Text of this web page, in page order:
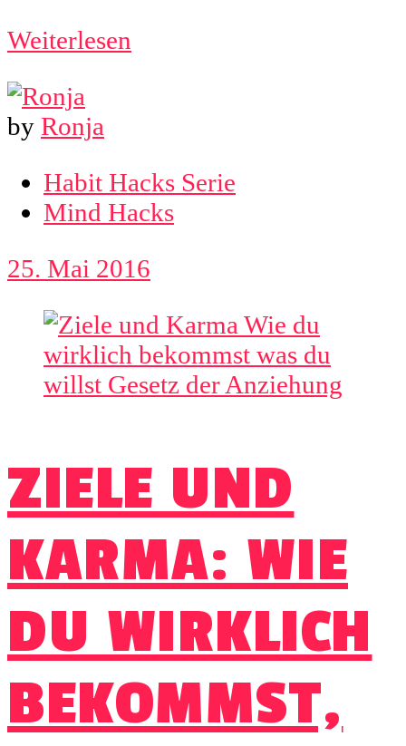
Weiterlesen
by Ronja
Habit Hacks Serie
Mind Hacks
25. Mai 2016
ZIELE UND
KARMA: WIE
DU WIRKLICH
BEKOMMST,